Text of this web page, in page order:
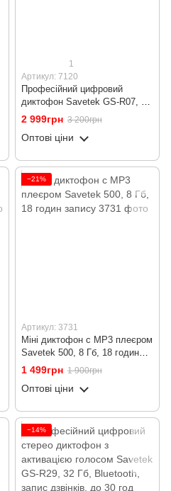
1
Артикул: 7120
Професійний цифровий
диктофон Savetek GS-R07, 16
Гб пам'яті, стерео, SD до 64
2 999грн 3 200грн
Оптові ціни
−21%
Артикул: 3731
Міні диктофон c MP3 плеєром
Savetek 500, 8 Гб, 18 годин
запису
1 499грн 1 900грн
Оптові ціни
−14%